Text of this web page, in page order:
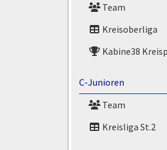
Team
Kreisoberliga
Kabine38
C-Junioren
Team
Kreisliga St.2